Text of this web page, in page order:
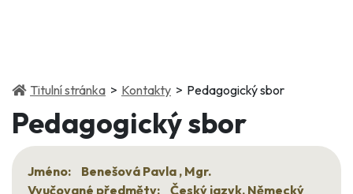
Titulní stránka(current)
Kontakty(current)
Pedagogický sbor
Pedagogický sbor
Jméno:
Benešová Pavla , Mgr.
Vyučované předměty:
Český jazyk, Německý